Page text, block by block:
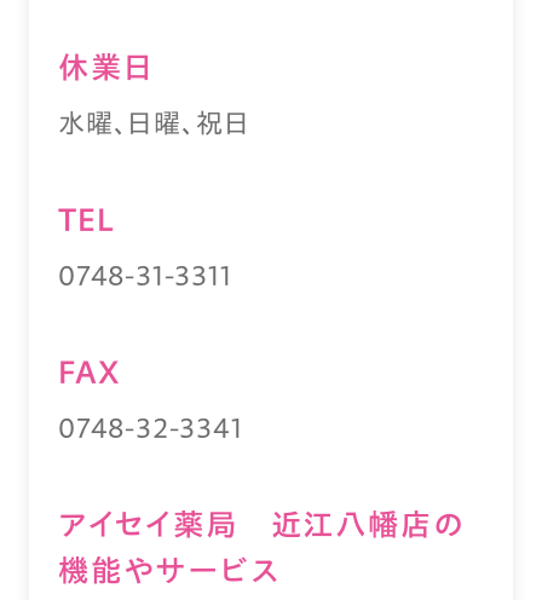
休業⽇
水曜、日曜、祝日
TEL
0748-31-3311
FAX
0748-32-3341
アイセイ薬局 近江八幡店の
機能やサービス